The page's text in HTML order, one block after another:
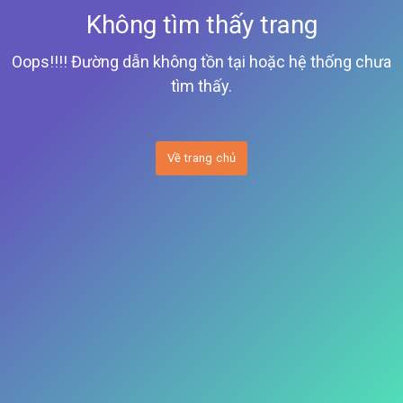
Không tìm thấy trang
Oops!!!! Đường dẫn không tồn tại hoặc hệ thống chưa
tìm thấy.
Về trang chủ